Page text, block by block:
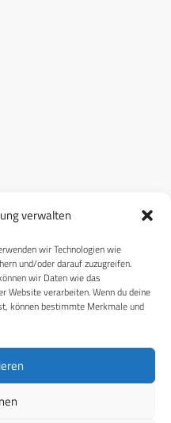
verwalten
wir Technologien wie
und/oder darauf zuzugreifen.
wir Daten wie das
Website verarbeiten. Wenn du deine
können bestimmte Merkmale und